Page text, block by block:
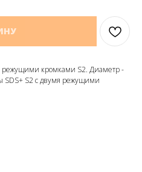
режущими кромками S2. Диаметр -
S2 с двумя режущими